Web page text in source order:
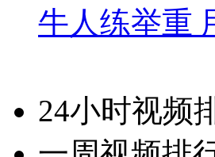
牛人练举重
24小时视频